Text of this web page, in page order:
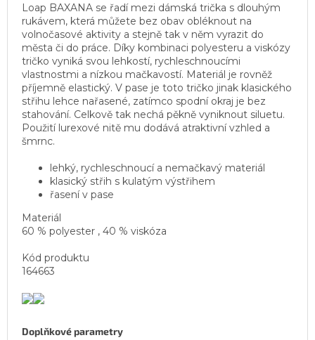
Loap BAXANA se řadí mezi dámská trička s dlouhým
rukávem, která můžete bez obav obléknout na
volnočasové aktivity a stejně tak v něm vyrazit do
města či do práce. Díky kombinaci polyesteru a viskózy
tričko vyniká svou lehkostí, rychleschnoucími
vlastnostmi a nízkou mačkavostí. Materiál je rovněž
příjemně elastický. V pase je toto tričko jinak klasického
střihu lehce nařasené, zatímco spodní okraj je bez
stahování. Celkově tak nechá pěkně vyniknout siluetu.
Použití lurexové nitě mu dodává atraktivní vzhled a
šmrnc.
lehký, rychleschnoucí a nemačkavý materiál
klasický střih s kulatým výstřihem
řasení v pase
Materiál
60 % polyester , 40 % viskóza
Kód produktu
164663
Doplňkové parametry